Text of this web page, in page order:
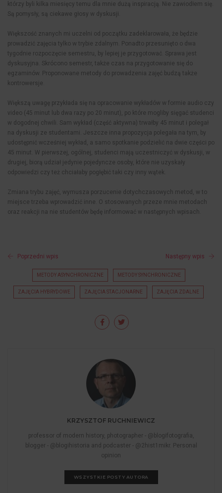
którzy byli kilka miesięcy temu dla mnie dużą inspiracją. Nie zawiodłem się.
Są pomysły, są ciekawe głosy w dyskusji.
Większość znanych mi uczelni od początku zadeklarowała, że będzie
prowadzić zajęcia tylko w trybie zdalnym. Ponadto przesunięto o dwa
tygodnie rozpoczęcie semestru, by lepiej je przygotować. Sprawa jest
dyskusyjna. Skrócono semestr, także czas na przygotowanie się do
egzaminów. Proponowane metody do prowadzenia zajęć budzą także
kontrowersje.
Większą uwagę przykłada się na opracowanie wykładów w formie audio czy
video (45 minut lub dwa razy po 20 minut), po które mogliby sięgać studenci
w dogodnej chwili. Sam wykład (część aktywna) trwałby 45 minut i polegał
na dyskusji ze studentami. Jeszcze inna propozycja polegała na tym, by
udostępnić wcześniej wykład, a samo spotkanie podzielić na dwie części po
45 minut. W pierwszej, ogólnej, studenci mają uczestniczyć w dyskusji, w
drugiej, biorą udział jedynie pojedyncze osoby, które nie uzyskały
odpowiedzi czy też chciałaby pogłębić taki czy inny wątek.
Zmiana trybu zajęć, wymusza porzucenie dotychczasowych metod, w to
miejsce trzeba wprowadzić inne. O stosowanych przeze mnie metodach
oraz reakcji na nie studentów będę informować w następnych wpisach.
Poprzedni wpis Następny wpis
METODY ASYNCHRONICZNE METODY SYNCHRONICZNE
ZAJĘCIA HYBRYDOWE ZAJĘCIA STACJONARNE ZAJĘCIA ZDALNE
KRZYSZTOF RUCHNIEWICZ
professor of modern history, photographer - @blogifotografia,
blogger - @blogihistoria and podcaster - @2hist1mikr. Personal
opinion
WSZYSTKIE POSTY AUTORA